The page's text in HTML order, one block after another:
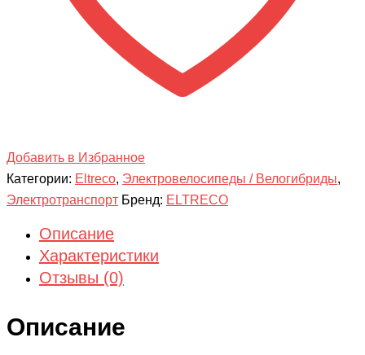
Добавить в Избранное
Категории: Eltreco, Электровелосипеды / Велогибриды,
Электротранспорт Бренд: ELTRECO
Описание
Характеристики
Отзывы (0)
Описание